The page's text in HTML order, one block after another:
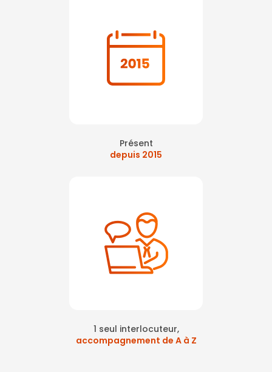
Présent
depuis 2015
1 seul interlocuteur,
accompagnement de A à Z